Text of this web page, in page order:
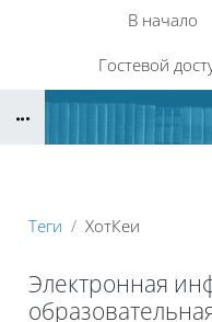
Перейти к основномуВ начало
Гостевой
Теги ХотКеи
Электронная